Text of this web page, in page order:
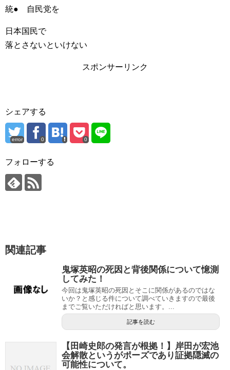
統● 自民党を
日本国民で
落とさないといけない
スポンサーリンク
シェアする
error 0 0
フォローする
関連記事
鬼塚英昭の死因と背後関係について憶測
してみた！
今回は鬼塚英昭の死因とそこに関係があるのではな
いか？と感じる件について調べていきますので最後
までご覧いただければと思います。...
記事を読む
【田崎史郎の発言が根拠！】岸田が宏池
会解散というがポーズであり証拠隠滅の
可能性について。